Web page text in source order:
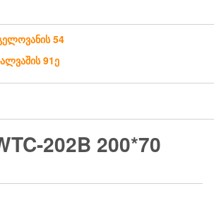
54
91ე
202B 200*70